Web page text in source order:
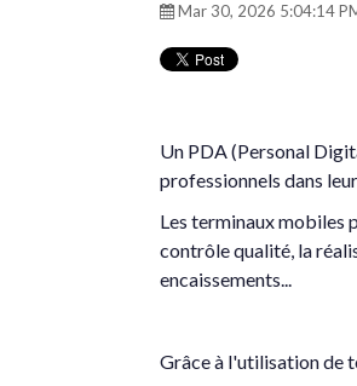
Mar 30, 2026 5:04:14
Un PDA (Personal
professionnels dans
Les terminaux mobiles
contrôle qualité, la
encaissements...
Grâce à l'utilisation de